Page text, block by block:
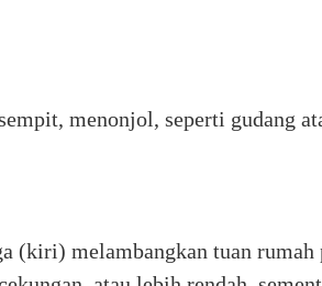
menonjol, seperti gudang
melambangkan tuan rumah